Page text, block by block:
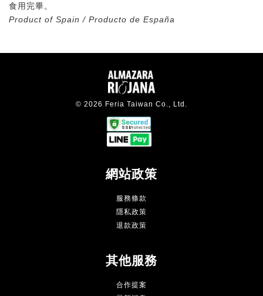
食用完畢。
Product of Spain / Producto de España
© 2026 Feria Taiwan Co., Ltd.
網站政策
服務條款
隱私政策
退款政策
其他服務
合作提案